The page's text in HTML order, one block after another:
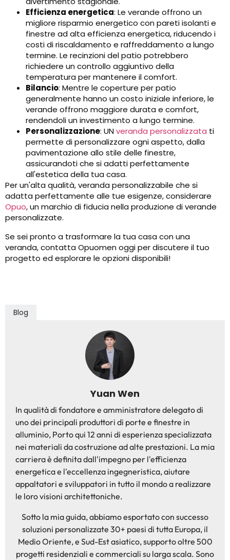
Efficienza energetica: Le verande offrono un
migliore risparmio energetico con pareti isolanti e
finestre ad alta efficienza energetica, riducendo i
costi di riscaldamento e raffreddamento a lungo
termine. Le recinzioni del patio potrebbero
richiedere un controllo aggiuntivo della
temperatura per mantenere il comfort.
Bilancio: Mentre le coperture per patio
generalmente hanno un costo iniziale inferiore, le
verande offrono maggiore durata e comfort,
rendendoli un investimento a lungo termine.
Personalizzazione: UN veranda personalizzata ti
permette di personalizzare ogni aspetto, dalla
pavimentazione allo stile delle finestre,
assicurandoti che si adatti perfettamente
all'estetica della tua casa.
Per un'alta qualità, veranda personalizzabile che si
adatta perfettamente alle tue esigenze, considerare
Opuo, un marchio di fiducia nella produzione di verande
personalizzate.
Se sei pronto a trasformare la tua casa con una
veranda, contatta Opuomen oggi per discutere il tuo
progetto ed esplorare le opzioni disponibili!
Blog
Yuan Wen
In qualità di fondatore e amministratore delegato di
uno dei principali produttori di porte e finestre in
alluminio, Porto qui 12 anni di esperienza specializzata
nei materiali da costruzione ad alte prestazioni. La mia
carriera è definita dall'impegno per l'efficienza
energetica e l'eccellenza ingegneristica, aiutare
appaltatori e sviluppatori in tutto il mondo a realizzare
le loro visioni architettoniche.
Sotto la mia guida, abbiamo esportato con successo
soluzioni personalizzate 30+ paesi di tutta Europa, il
Medio Oriente, e Sud-Est asiatico, supporto oltre 500
progetti residenziali e commerciali su larga scala. Sono